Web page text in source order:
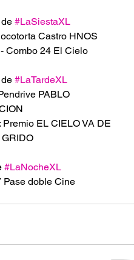
#LaSiestaXL
Castro HNOS
Combo 24 El Cielo
#LaTardeXL
PABLO
Premio EL CIELO VA DE
#LaNocheXL
Pase doble Cine